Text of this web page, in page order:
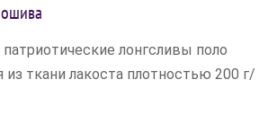
лонгсливы поло
из ткани лакоста плотностью 200 г/